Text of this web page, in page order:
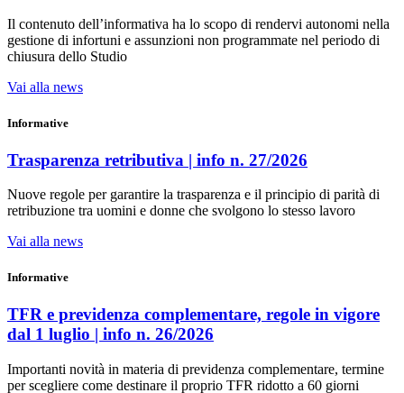
Il contenuto dell’informativa ha lo scopo di rendervi autonomi nella
gestione di infortuni e assunzioni non programmate nel periodo di
chiusura dello Studio
Vai alla news
Informative
Trasparenza retributiva | info n. 27/2026
Nuove regole per garantire la trasparenza e il principio di parità di
retribuzione tra uomini e donne che svolgono lo stesso lavoro
Vai alla news
Informative
TFR e previdenza complementare, regole in vigore
dal 1 luglio | info n. 26/2026
Importanti novità in materia di previdenza complementare, termine
per scegliere come destinare il proprio TFR ridotto a 60 giorni